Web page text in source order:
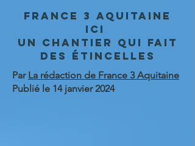
France 3 Aquitaine
ICI
Un chantier qui fait
des étincelles
Par La rédaction de France 3 Aquitaine
Publié le 14 janvier 2024